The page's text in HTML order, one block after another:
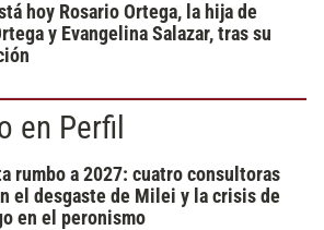
hoy Rosario Ortega, la hija de
y Evangelina Salazar, tras su
en Perfil
rumbo a 2027: cuatro consultoras
el desgaste de Milei y la crisis de
en el peronismo